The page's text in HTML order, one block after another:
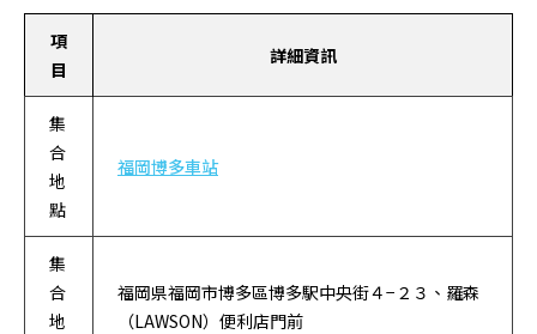
項
目
詳細資訊
集
合
地
點
福岡博多車站
集
合
地
福岡県福岡市博多區博多駅中央街４−２３、羅森
（LAWSON）便利店門前